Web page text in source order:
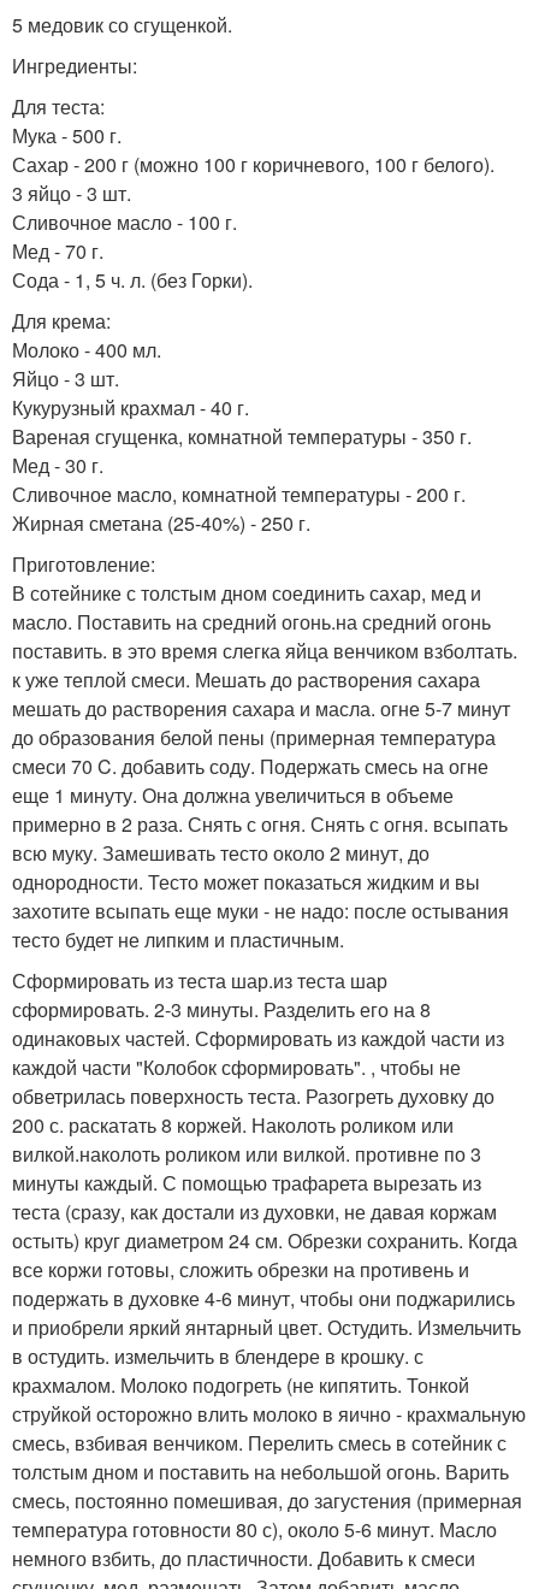
5 медовик со сгущенкой.
Ингредиенты:
Для теста:
Мука - 500 г.
Сахар - 200 г (можно 100 г коричневого, 100 г белого).
3 яйцо - 3 шт.
Сливочное масло - 100 г.
Мед - 70 г.
Сода - 1, 5 ч. л. (без Горки).
Для крема:
Молоко - 400 мл.
Яйцо - 3 шт.
Кукурузный крахмал - 40 г.
Вареная сгущенка, комнатной температуры - 350 г.
Мед - 30 г.
Сливочное масло, комнатной температуры - 200 г.
Жирная сметана (25-40%) - 250 г.
Приготовление:
В сотейнике с толстым дном соединить сахар, мед и
масло. Поставить на средний огонь.на средний огонь
поставить. в это время слегка яйца венчиком взболтать.
к уже теплой смеси. Мешать до растворения сахара
мешать до растворения сахара и масла. огне 5-7 минут
до образования белой пены (примерная температура
смеси 70 C. добавить соду. Подержать смесь на огне
еще 1 минуту. Она должна увеличиться в объеме
примерно в 2 раза. Снять с огня. Снять с огня. всыпать
всю муку. Замешивать тесто около 2 минут, до
однородности. Тесто может показаться жидким и вы
захотите всыпать еще муки - не надо: после остывания
тесто будет не липким и пластичным.
Сформировать из теста шар.из теста шар
сформировать. 2-3 минуты. Разделить его на 8
одинаковых частей. Сформировать из каждой части из
каждой части "Колобок сформировать". , чтобы не
обветрилась поверхность теста. Разогреть духовку до
200 с. раскатать 8 коржей. Наколоть роликом или
вилкой.наколоть роликом или вилкой. противне по 3
минуты каждый. С помощью трафарета вырезать из
теста (сразу, как достали из духовки, не давая коржам
остыть) круг диаметром 24 см. Обрезки сохранить. Когда
все коржи готовы, сложить обрезки на противень и
подержать в духовке 4-6 минут, чтобы они поджарились
и приобрели яркий янтарный цвет. Остудить. Измельчить
в остудить. измельчить в блендере в крошку. с
крахмалом. Молоко подогреть (не кипятить. Тонкой
струйкой осторожно влить молоко в яично - крахмальную
смесь, взбивая венчиком. Перелить смесь в сотейник с
толстым дном и поставить на небольшой огонь. Варить
смесь, постоянно помешивая, до загустения (примерная
температура готовности 80 с), около 5-6 минут. Масло
немного взбить, до пластичности. Добавить к смеси